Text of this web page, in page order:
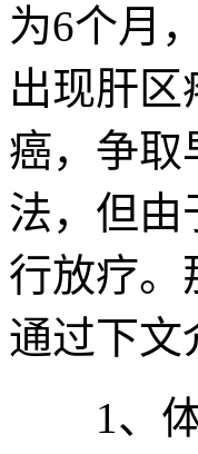
为6个月
出现肝
癌，争取
法，但由
行放疗。
通过下文
1、体